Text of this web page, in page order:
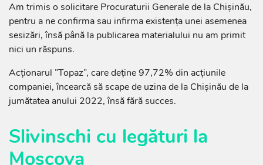
Am trimis o solicitare Procuraturii Generale de la Chișinău,
pentru a ne confirma sau infirma existența unei asemenea
sesizări, însă până la publicarea materialului nu am primit
nici un răspuns.
Acționarul ”Topaz”, care deține 97,72% din acțiunile
companiei, încearcă să scape de uzina de la Chișinău de la
jumătatea anului 2022, însă fără succes.
Slivinschi cu legături la
Moscova